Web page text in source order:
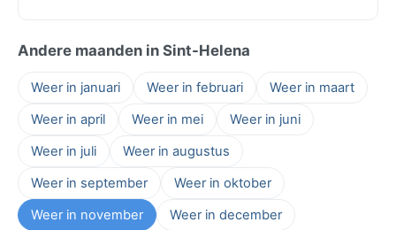
Andere maanden in Sint-Helena
Weer in januari Weer in februari
Weer in maart
Weer in april
Weer in mei
Weer in juni
Weer in juli
Weer in augustus
Weer in september
Weer in oktober
Weer in november
Weer in december